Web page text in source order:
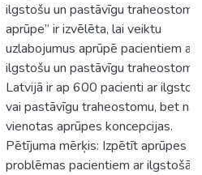
ilgstošu un pastāvīgu traheostomu
aprūpe” ir izvēlēta, lai veiktu
uzlabojumus aprūpē pacientiem ar
ilgstošu un pastāvīgu traheostomu.
Latvijā ir ap 600 pacienti ar
vai pastāvīgu traheostomu, bet nav
vienotas aprūpes koncepcijas.
Pētījuma mērķis: Izpētīt aprūpes
problēmas pacientiem ar ilgstošām